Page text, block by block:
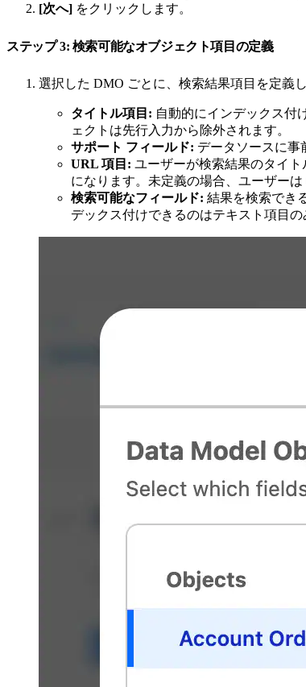
[次へ] をクリックします。
ステップ 3: 検索可能なオブジェクト項目の定義
選択した DMO ごとに、検索結果項目を定義
タイトル項目: 自動的にインデックス付
ェクトは先行入力から除外されます。
サポート フィールド: データソースに事
URL 項目: ユーザーが検索結果のタイ
になります。未定義の場合、ユーザーは
検索可能なフィールド: 結果を検索でき
デックス付けできるのはテキスト項目の